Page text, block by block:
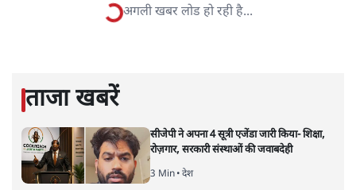
कुमार तथागतकी और स्टोरी पढ़ें